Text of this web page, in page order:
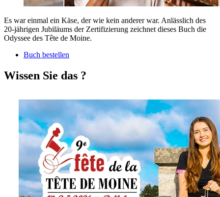
Es war einmal ein Käse, der wie kein anderer war. Anlässlich des
20-jährigen Jubiläums der Zertifizierung zeichnet dieses Buch die
Odyssee des Tête de Moine.
Buch bestellen
Wissen Sie das ?